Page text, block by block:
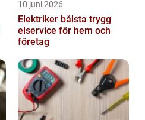
10 juni 2026
Elektriker bålsta trygg
elservice för hem och
företag